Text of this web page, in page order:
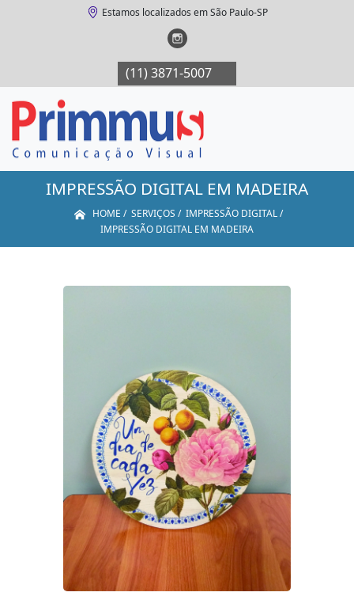
Estamos localizados em São Paulo-SP
(11) 3871-5007
IMPRESSÃO DIGITAL EM MADEIRA
HOME SERVIÇOS
IMPRESSÃO DIGITAL
IMPRESSÃO DIGITAL EM MADEIRA